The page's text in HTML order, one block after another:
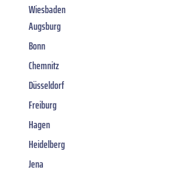
Wiesbaden
Augsburg
Bonn
Chemnitz
Düsseldorf
Freiburg
Hagen
Heidelberg
Jena